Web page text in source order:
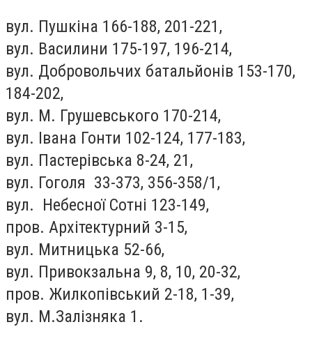
вул. Пушкіна 166-188, 201-221,
вул. Василини 175-197, 196-214,
вул. Добровольчих батальйонів 153-170,
184-202,
вул. М. Грушевського 170-214,
вул. Івана Гонти 102-124, 177-183,
вул. Пастерівська 8-24, 21,
вул. Гоголя 33-373, 356-358/1,
вул. Небесної Сотні 123-149,
пров. Архітектурний 3-15,
вул. Митницька 52-66,
вул. Привокзальна 9, 8, 10, 20-32,
пров. Жилкопівський 2-18, 1-39,
вул. М.Залізняка 1.